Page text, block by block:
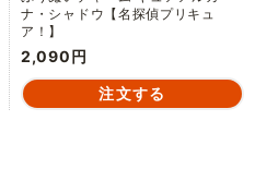
ナ・シャドウ【名探偵プリキュ
ア！】
2,090円